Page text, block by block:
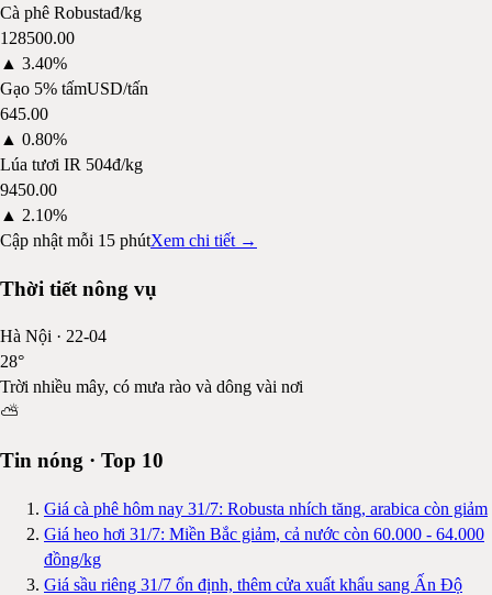
Cà phê Robustađ/kg
128500.00
▲ 3.40%
Gạo 5% tấmUSD/tấn
645.00
▲ 0.80%
Lúa tươi IR 504đ/kg
9450.00
▲ 2.10%
Cập nhật mỗi 15 phútXem chi tiết →
Thời tiết nông vụ
Hà Nội · 22-04
28°
Trời nhiều mây, có mưa rào và dông vài nơi
⛅
Tin nóng · Top 10
Giá cà phê hôm nay 31/7: Robusta nhích tăng, arabica còn giảm
Giá heo hơi 31/7: Miền Bắc giảm, cả nước còn 60.000 - 64.000
đồng/kg
Giá sầu riêng 31/7 ổn định, thêm cửa xuất khẩu sang Ấn Độ